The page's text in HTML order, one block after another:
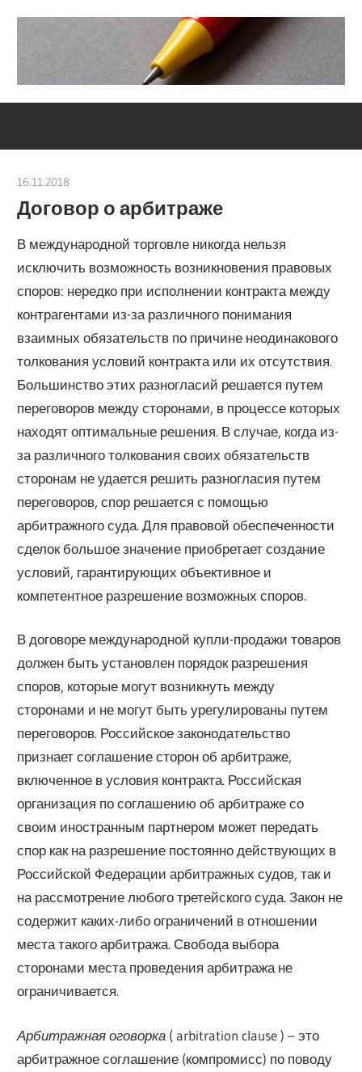
16.11.2018
Договор о арбитраже
В международной торговле никогда нельзя
исключить возможность возникновения правовых
споров: нередко при исполнении контракта между
контрагентами из-за различного понимания
взаимных обязательств по причине неодинакового
толкования условий контракта или их отсутствия.
Большинство этих разногласий решается путем
переговоров между сторонами, в процессе которых
находят оптимальные решения. В случае, когда из-
за различного толкования своих обязательств
сторонам не удается решить разногласия путем
переговоров, спор решается с помощью
арбитражного суда. Для правовой обеспеченности
сделок большое значение приобретает создание
условий, гарантирующих объективное и
компетентное разрешение возможных споров.
В договоре международной купли-продажи товаров
должен быть установлен порядок разрешения
споров, которые могут возникнуть между
сторонами и не могут быть урегулированы путем
переговоров. Российское законодательство
признает соглашение сторон об арбитраже,
включенное в условия контракта. Российская
организация по соглашению об арбитраже со
своим иностранным партнером может передать
спор как на разрешение постоянно действующих в
Российской Федерации арбитражных судов, так и
на рассмотрение любого третейского суда. Закон не
содержит каких-либо ограничений в отношении
места такого арбитража. Свобода выбора
сторонами места проведения арбитража не
ограничивается.
Арбитражная оговорка ( arbitration clause ) – это
арбитражное соглашение (компромисс) по поводу